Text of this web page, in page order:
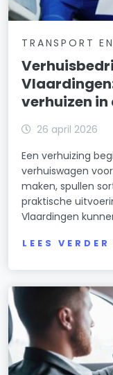
TRANSPORT
verhuizen in
26 april 2026
Een verhuizing
verhuiswagen
maken, spullen
praktische
Vlaardingen
LEES VERDER